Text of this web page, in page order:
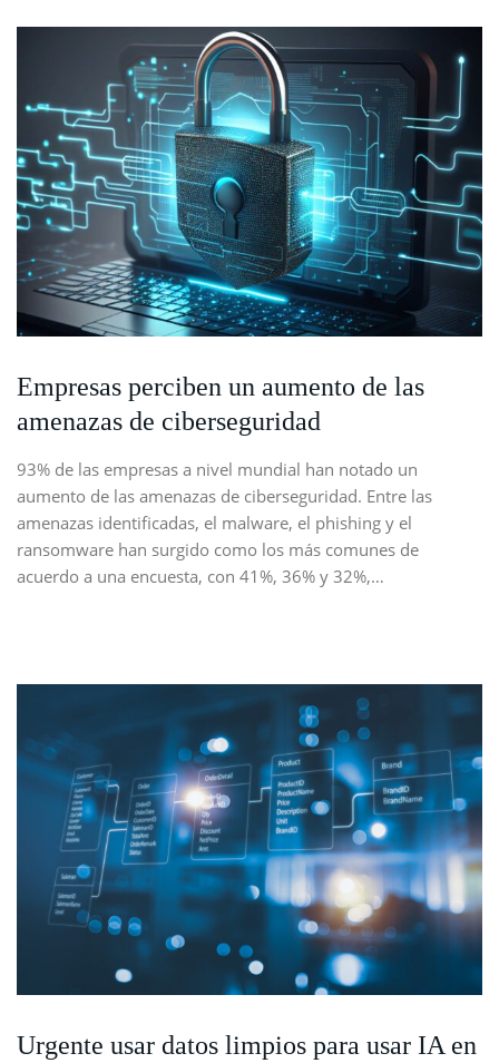
Empresas perciben un aumento de las
amenazas de ciberseguridad
93% de las empresas a nivel mundial han notado un
aumento de las amenazas de ciberseguridad. Entre las
amenazas identificadas, el malware, el phishing y el
ransomware han surgido como los más comunes de
acuerdo a una encuesta, con 41%, 36% y 32%,…
Urgente usar datos limpios para usar IA en